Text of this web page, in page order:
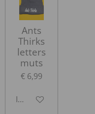
Ants
Thirks
letters
muts
€ 6,99
In winkelwagen